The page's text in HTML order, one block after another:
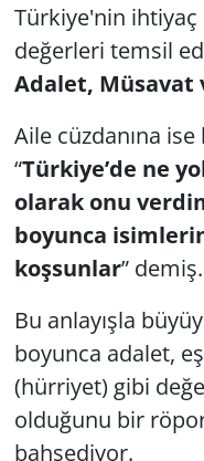
Türkiye'nin ihtiyaç
değerleri temsil
Adalet, Müsavat
Aile cüzdanına
“Türkiye’de ne
olarak onu
boyunca
koşsunlar” demiş.
Bu anlayışla
boyunca adalet,
(hürriyet) gibi
olduğunu bir
bahsediyor.